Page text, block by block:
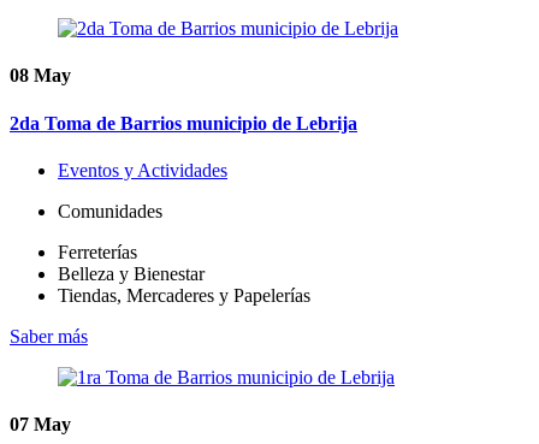
08 May
2da Toma de Barrios municipio de Lebrija
Eventos y Actividades
Comunidades
Ferreterías
Belleza y Bienestar
Tiendas, Mercaderes y Papelerías
Saber más
07 May